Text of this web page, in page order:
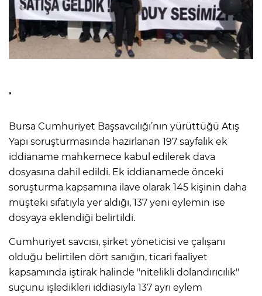
Bursa Cumhuriyet Başsavcılığı’nın yürüttüğü Atış
Yapı soruşturmasında hazırlanan 197 sayfalık ek
iddianame mahkemece kabul edilerek dava
dosyasına dahil edildi. Ek iddianamede önceki
soruşturma kapsamına ilave olarak 145 kişinin daha
müşteki sıfatıyla yer aldığı, 137 yeni eylemin ise
dosyaya eklendiği belirtildi.
Cumhuriyet savcısı, şirket yöneticisi ve çalışanı
olduğu belirtilen dört sanığın, ticari faaliyet
kapsamında iştirak halinde "nitelikli dolandırıcılık"
suçunu işledikleri iddiasıyla 137 ayrı eylem